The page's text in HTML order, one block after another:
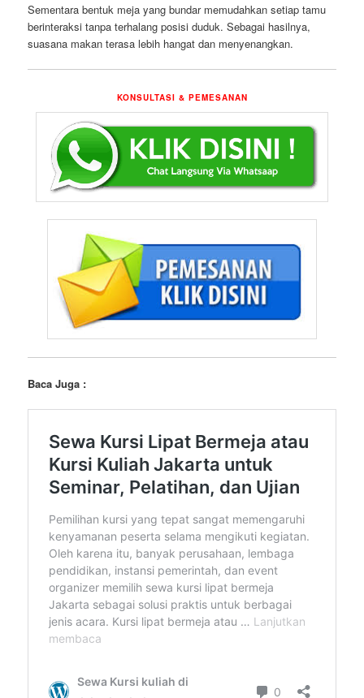
Sementara bentuk meja yang bundar memudahkan setiap tamu
berinteraksi tanpa terhalang posisi duduk. Sebagai hasilnya,
suasana makan terasa lebih hangat dan menyenangkan.
KONSULTASI & PEMESANAN
Baca Juga :